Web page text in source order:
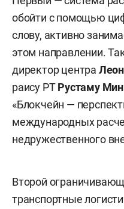
обойти с помощью
слову, активно
этом направлении.
директор центра
раису РТРустаму
«Блокчейн —
международных
недружественного
Второй
транспортные